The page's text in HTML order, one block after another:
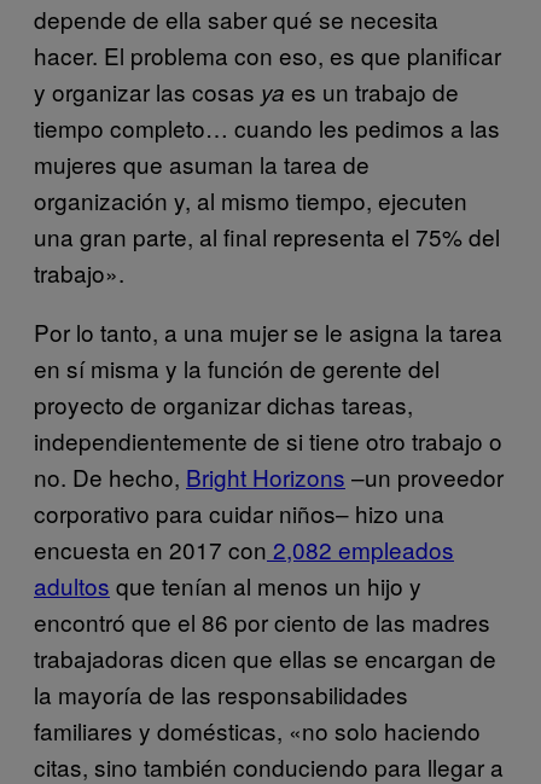
depende de ella saber qué se necesita
hacer. El problema con eso, es que planificar
y organizar las cosas ya es un trabajo de
tiempo completo… cuando les pedimos a las
mujeres que asuman la tarea de
organización y, al mismo tiempo, ejecuten
una gran parte, al final representa el 75% del
trabajo».
Por lo tanto, a una mujer se le asigna la tarea
en sí misma y la función de gerente del
proyecto de organizar dichas tareas,
independientemente de si tiene otro trabajo o
no. De hecho, Bright Horizons –un proveedor
corporativo para cuidar niños– hizo una
encuesta en 2017 con 2,082 empleados
adultos que tenían al menos un hijo y
encontró que el 86 por ciento de las madres
trabajadoras dicen que ellas se encargan de
la mayoría de las responsabilidades
familiares y domésticas, «no solo haciendo
citas, sino también conduciendo para llegar a